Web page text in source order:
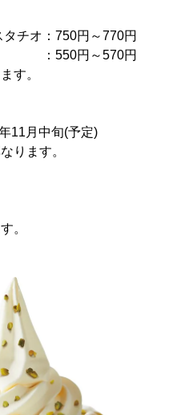
チオ：750円～770円
円～570円
す。
11月中旬(予定)
ります。
。